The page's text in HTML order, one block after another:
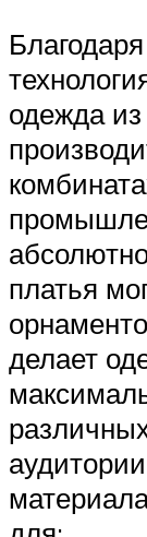
одежда из
платья
делает